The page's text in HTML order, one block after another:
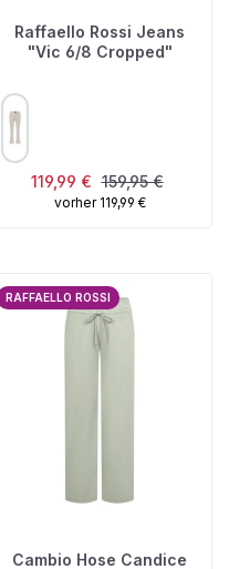
Raffaello Rossi Jeans
"Vic 6/8 Cropped"
FARBE
Verkaufspreis:
119,99 € Regulärer Preis:
159,95 €
vorher 119,99 €
RAFFAELLO ROSSI
Cambio Hose Candice